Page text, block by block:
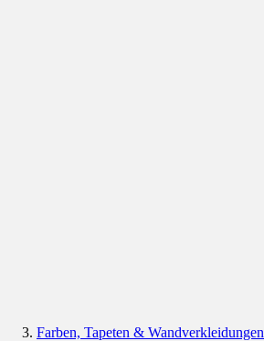
Farben, Tapeten & Wandverkleidungen